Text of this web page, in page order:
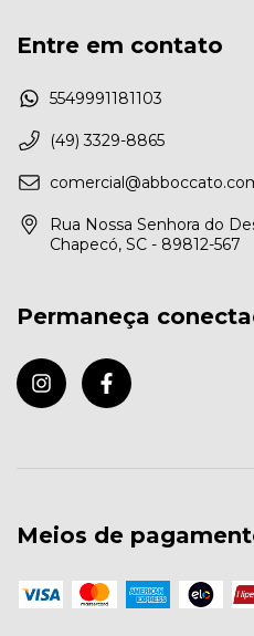
Entre em contato
5549991181103
(49) 3329-8865
Rua Nossa Senhora do
Chapecó, SC - 89812-567
Permaneça
Meios de